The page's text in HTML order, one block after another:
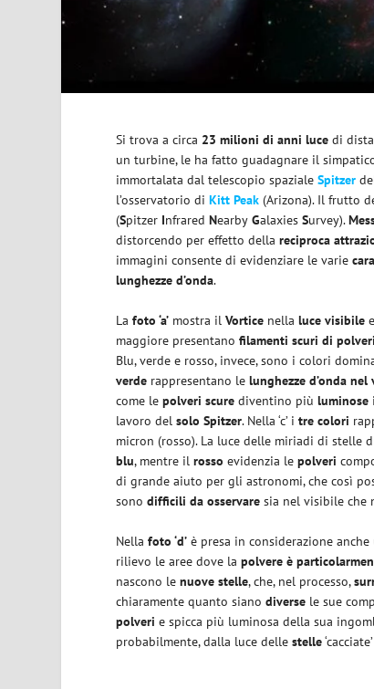
Si trova a circa 23 milioni di anni luce di
un turbine, le ha fatto guadagnare il
immortalata dal telescopio spazialeSpitzer
l’osservatorio diKitt Peak (Arizona). Il frutto
(Spitzer InfraredNearby GalaxiesSurvey).
distorcendo per effetto dellareciproca
immagini consente di evidenziare le varie
lunghezze d’onda.
Lafoto ‘a’ mostra ilVortice nellaluce visibile
maggiore presentano filamenti scuri di polveri
Blu, verde e rosso, invece, sono i colori
verde rappresentano lelunghezze d’onda
come lepolveri scure diventino piùluminose
lavoro delsolo Spitzer. Nella ‘c’ i tre colori
micron (rosso). La luce delle miriadi di stelle
blu, mentre ilrosso evidenzia le polveri
di grande aiuto per gli astronomi, che così
sonodifficili da osservare sia nel visibile che
Nella foto ‘d’ è presa in considerazione
rilievo le aree dove lapolvere è
nascono lenuove stelle, che, nel processo,
chiaramente quanto sianodiverse le sue
polveri e spicca più luminosa della sua
probabilmente, dalla luce delle stelle